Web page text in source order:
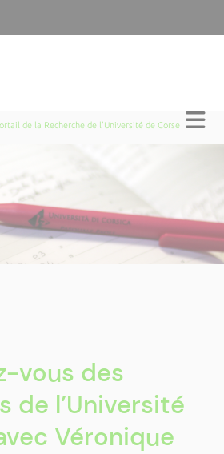
de la Recherche de l'Université de Corse
vous des
de l’Université
Véronique